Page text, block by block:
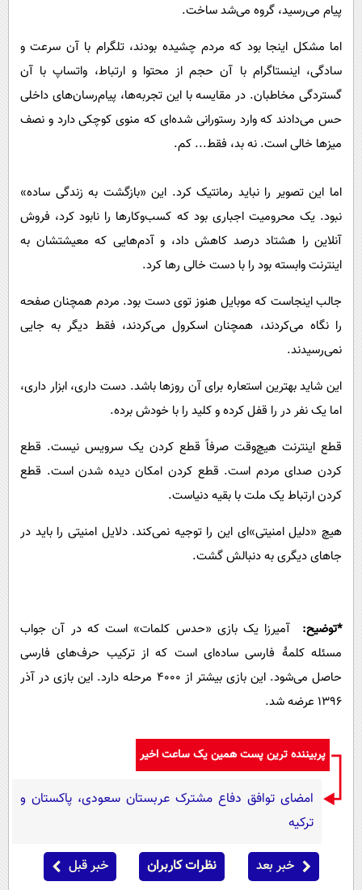
پیام می‌رسید، گروه می‌شد ساخت.
اما مشکل اینجا بود که مردم چشیده بودند، تلگرام با آن سرعت و
سادگی، اینستاگرام با آن حجم از محتوا و ارتباط، واتساپ با آن
گستردگی مخاطبان. در مقایسه با این تجربه‌ها، پیام‌رسان‌های داخلی
حس می‌دادند که وارد رستورانی شده‌ای که منوی کوچکی دارد و نصف
میزها خالی است. نه بد، فقط... کم.
اما این تصویر را نباید رمانتیک کرد. این «بازگشت به زندگی ساده»
نبود. یک محرومیت اجباری بود که کسب‌وکارها را نابود کرد، فروش
آنلاین را هشتاد درصد کاهش داد، و آدم‌هایی که معیشتشان به
اینترنت وابسته بود را با دست خالی رها کرد.
جالب اینجاست که موبایل هنوز توی دست بود. مردم همچنان صفحه
را نگاه می‌کردند، همچنان اسکرول می‌کردند، فقط دیگر به جایی
نمی‌رسیدند.
این شاید بهترین استعاره برای آن روزها باشد. دست داری، ابزار داری،
اما یک نفر در را قفل کرده و کلید را با خودش برده.
قطع اینترنت هیچ‌وقت صرفاً قطع کردن یک سرویس نیست. قطع
کردن صدای مردم است. قطع کردن امکان دیده شدن است. قطع
کردن ارتباط یک ملت با بقیه دنیاست.
هیچ «دلیل امنیتی»‌ای این را توجیه نمی‌کند. دلایل امنیتی را باید در
جاهای دیگری به دنبالش گشت.
*توضیح:
آمیرزا یک بازی «حدس کلمات» است که در آن جواب
مسئله کلمهٔ فارسی ساده‌ای است که از ترکیب حرف‌های فارسی
حاصل می‌شود. این بازی بیشتر از ۴۰۰۰ مرحله دارد. این بازی در آذر
۱۳۹۶ عرضه شد.
پربیننده ترین پست همین یک ساعت اخیر
امضای توافق دفاع مشترک عربستان سعودی، پاکستان و
ترکیه
خبر بعد نظرات کاربران خبر قبل